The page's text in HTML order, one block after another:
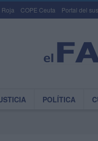
Roja COPE Ceuta Portal del
POLÍTICA